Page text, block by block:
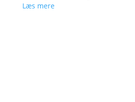
Læs mere